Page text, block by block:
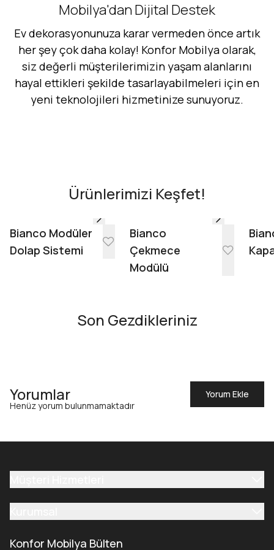
Mobilya'dan Dijital Destek
Ev dekorasyonunuza karar vermeden önce artık
her şey çok daha kolay! Konfor Mobilya olarak,
siz değerli müşterilerimizin yaşam alanlarını
hayal ettikleri şekilde tasarlayabilmeleri için en
yeni teknolojileri hizmetinize sunuyoruz.
Evinde Gör + AR
Ürünlerimizi Keşfet!
Bianco Modüler
Dolap Sistemi
Bianco
Çekmece
Modülü
Son Gezdikleriniz
Yorumlar
Yorum Ekle
Henüz yorum bulunmamaktadır
Konfor Mobilya Bülten